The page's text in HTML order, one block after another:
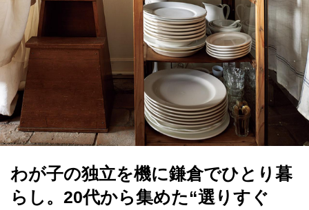
わが子の独立を機に鎌倉でひとり暮
らし。20代から集めた“選りすぐ